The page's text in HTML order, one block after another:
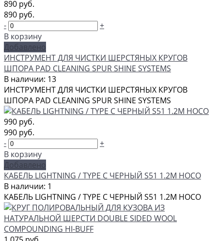
890 руб.
890 руб.
-
+
В корзину
Добавлено
ИНСТРУМЕНТ ДЛЯ ЧИСТКИ ШЕРСТЯНЫХ КРУГОВ
ШПОРА PAD CLEANING SPUR SHINE SYSTEMS
В наличии: 13
ИНСТРУМЕНТ ДЛЯ ЧИСТКИ ШЕРСТЯНЫХ КРУГОВ
ШПОРА PAD CLEANING SPUR SHINE SYSTEMS
990 руб.
990 руб.
-
+
В корзину
Добавлено
КАБЕЛЬ LIGHTNING / TYPE C ЧЕРНЫЙ S51 1.2M HOCO
В наличии: 1
КАБЕЛЬ LIGHTNING / TYPE C ЧЕРНЫЙ S51 1.2M HOCO